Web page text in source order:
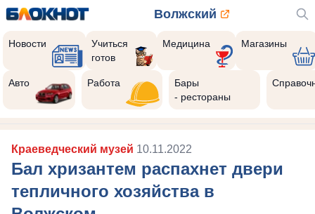
Волжский
Новости
Учиться
готов
Медицина Магазины
Авто Работа
Бары
- рестораны
Краеведческий музей 10.11.2022
Бал хризантем распахнет двери
тепличного хозяйства в
Реклама закроется через:
РЕКЛАМА • ИП РУСТАМОВ Р. А. ИНН 343516870293